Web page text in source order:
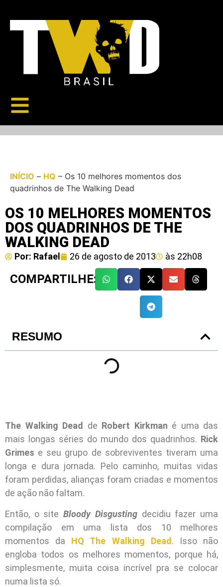
INÍCIO – HQ – Os 10 melhores momentos dos
quadrinhos de The Walking Dead
OS 10 MELHORES MOMENTOS
DOS QUADRINHOS DE THE
WALKING DEAD
Por: Rafael 26 de agosto de 2013 às 22h08
COMPARTILHE:
RESUMO
The Walking Dead de Robert Kirkman é uma das
mais longas séries do mundo dos quadrinhos. Rick
Grimes e seu grupo de sobreviventes tiveram uma
longa e dura jornada. Pelo caminho, muitas vidas
foram perdidas, alianças foram criadas e momentos
de ação não faltam.
Então, o siteBloody Disgustingdecidiu fazer uma
compilação em uma lista dos 10 melhores
momentos da HQ The Walking Dead. Isso não
engloba todos os melhores momentos, porque há,
simplesmente, muita coisa incrível pra se colocar
numa lista só.